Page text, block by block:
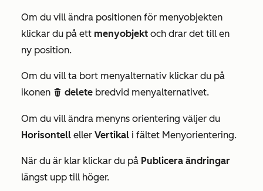
Om du vill ändra positionen för menyobjekten
klickar du på ett menyobjekt och drar det till en
ny position.
Om du vill ta bort menyalternativ klickar du på
ikonen delete delete bredvid menyalternativet.
Om du vill ändra menyns orientering väljer du
Horisontell eller Vertikal i fältet Menyorientering.
När du är klar klickar du på Publicera ändringar
längst upp till höger.